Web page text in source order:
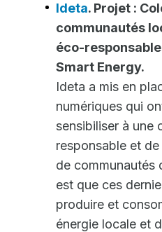
Ideta. Projet :
communautés
éco-
Smart Energy.
Ideta a mis en
numériques qui
sensibiliser à une
responsable et
de communautés
est que ces
produire et
énergie locale et